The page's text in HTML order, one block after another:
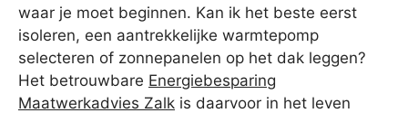
waar je moet beginnen. Kan ik het beste eerst
isoleren, een aantrekkelijke warmtepomp
selecteren of zonnepanelen op het dak leggen?
Het betrouwbare Energiebesparing
Maatwerkadvies Zalk is daarvoor in het leven